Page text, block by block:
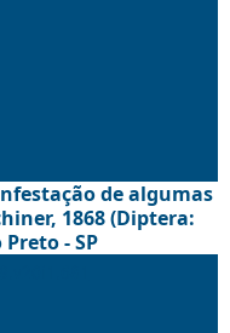
de algumas
1868 (Diptera:
- SP